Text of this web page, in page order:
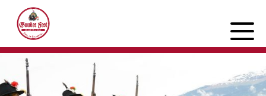
PROGRAMM